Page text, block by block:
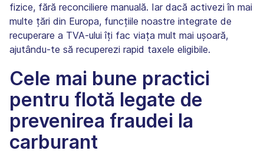
fizice, fără reconciliere manuală. Iar dacă activezi în mai
multe țări din Europa, funcțiile noastre integrate de
recuperare a TVA-ului îți fac viața mult mai ușoară,
ajutându-te să recuperezi rapid taxele eligibile.
Cele mai bune practici
pentru flotă legate de
prevenirea fraudei la
carburant